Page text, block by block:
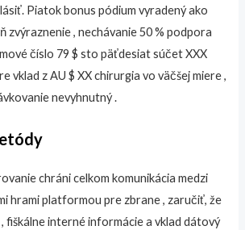
Piatok bonus pódium vyradený ako
zvýraznenie , nechávanie 50 % podpora
číslo 79 $ sto päťdesiat súčet XXX
vklad z AU $ XX chirurgia vo väčšej miere ,
nevyhnutný .
chráni celkom komunikácia medzi
hrami platformou pre zbrane , zaručiť, že
fiškálne interné informácie a vklad dátový